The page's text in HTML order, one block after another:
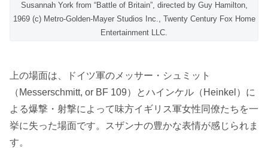
Susannah York from “Battle of Britain”, directed by Guy Hamilton,
1969 (c) Metro-Golden-Mayer Studios Inc., Twenty Century Fox Home
Entertainment LLC.
上の場面は、ドイツ軍のメッサー・シュミット
（Messerschmitt, or BF 109）とハインケル（Heinkel）に
よる爆撃・射撃によって味方イギリス軍女性同僚たちを一
挙に失った場面です。スザンナの豊かな表情が感じられま
す。